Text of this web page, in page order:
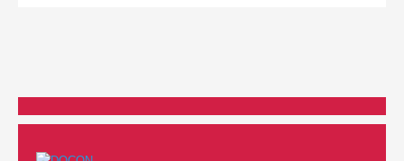
Orgãos Sociais